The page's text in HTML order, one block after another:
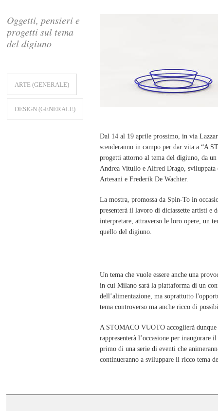
Oggetti, pensieri e
progetti sul tema
del digiuno
ARTE (GENERALE)
DESIGN (GENERALE)
Dal 14 al 19 aprile prossimo, in via
scenderanno in campo per dar vita a “A
progetti attorno al tema del digiuno, da
Andrea Vitullo e Alfred Drago,
Artesani e Frederik De Wachter.
La mostra, promossa da Spin-To in
presenterà il lavoro di diciassette artisti e
interpretare, attraverso le loro opere, un
quello del digiuno.
Un tema che vuole essere anche una
in cui Milano sarà la piattaforma di un
dell’alimentazione, ma soprattutto
tema controverso ma anche ricco di
A STOMACO VUOTO accoglierà
rappresenterà l’occasione per
primo di una serie di eventi che
continueranno a sviluppare il ricco tema